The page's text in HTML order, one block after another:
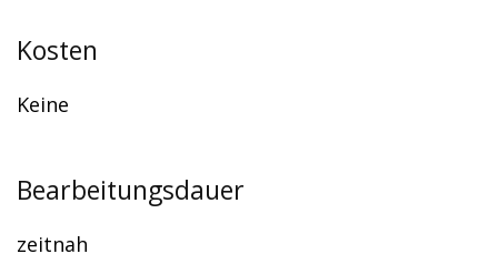
Kosten
Keine
Bearbeitungsdauer
zeitnah